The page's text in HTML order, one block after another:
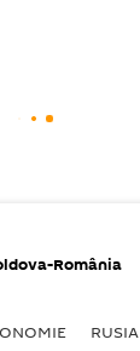
România
RUSIA